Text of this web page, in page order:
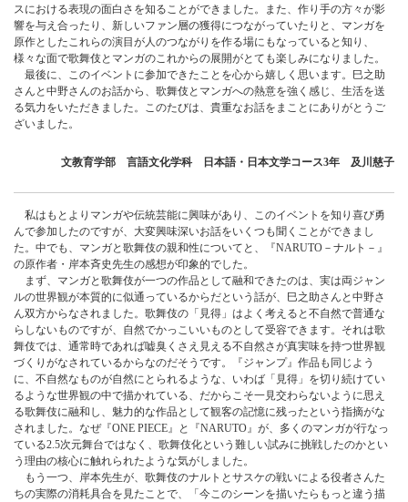
スにおける表現の面白さを知ることができました。また、作り手の方々が影
響を与え合ったり、新しいファン層の獲得につながっていたりと、マンガを
原作としたこれらの演目が人のつながりを作る場にもなっていると知り、
様々な面で歌舞伎とマンガのこれからの展開がとても楽しみになりました。
最後に、このイベントに参加できたことを心から嬉しく思います。巳之助
さんと中野さんのお話から、歌舞伎とマンガへの熱意を強く感じ、生活を送
る気力をいただきました。このたびは、貴重なお話をまことにありがとうご
ざいました。
文教育学部 言語文化学科 日本語・日本文学コース3年 及川慈子
私はもとよりマンガや伝統芸能に興味があり、このイベントを知り喜び勇
んで参加したのですが、大変興味深いお話をいくつも聞くことができまし
た。中でも、マンガと歌舞伎の親和性についてと、『NARUTO－ナルト－』
の原作者・岸本斉史先生の感想が印象的でした。
まず、マンガと歌舞伎が一つの作品として融和できたのは、実は両ジャン
ルの世界観が本質的に似通っているからだという話が、巳之助さんと中野さ
ん双方からなされました。歌舞伎の「見得」はよく考えると不自然で普通な
らしないものですが、自然でかっこいいものとして受容できます。それは歌
舞伎では、通常時であれば嘘臭くさえ見える不自然さが真実味を持つ世界観
づくりがなされているからなのだそうです。『ジャンプ』作品も同じよう
に、不自然なものが自然にとられるような、いわば「見得」を切り続けてい
るような世界観の中で描かれている、だからこそ一見交わらないように思え
る歌舞伎に融和し、魅力的な作品として観客の記憶に残ったという指摘がな
されました。なぜ『ONE PIECE』と『NARUTO』が、多くのマンガが行なっ
ている2.5次元舞台ではなく、歌舞伎化という難しい試みに挑戦したのかとい
う理由の核心に触れられたような気がしました。
もう一つ、岸本先生が、歌舞伎のナルトとサスケの戦いによる役者さんた
ちの実際の消耗具合を見たことで、「今このシーンを描いたらもっと違う描